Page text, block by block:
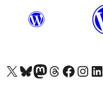
আমাদের X (আগের টুইটার) অ্যাকাউন্টে যানআমাদের Bluesky অ্যাকাউন্টটি দেখুনআমাদের মাস্টোডন অ্যাকাউন্টটি দেখুনআমাদের থ্রেডস অ্যাকাউন্টটি দেখুনআমাদের ফেসবুক পেজ দেখুনআমাদের ইন্সটাগ্রাম অ্যাকাউন্ট দেখুনআমাদের লিঙ্কডইন অ্যাকাউন্টে যান